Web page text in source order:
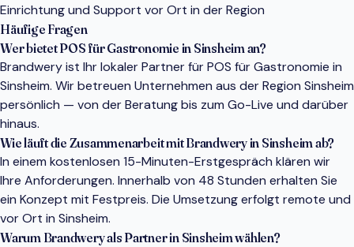
Einrichtung und Support vor Ort in der Region
Häufige Fragen
Wer bietet POS für Gastronomie in Sinsheim an?
Brandwery ist Ihr lokaler Partner für POS für Gastronomie in
Sinsheim. Wir betreuen Unternehmen aus der Region Sinsheim
persönlich — von der Beratung bis zum Go-Live und darüber
hinaus.
Wie läuft die Zusammenarbeit mit Brandwery in Sinsheim ab?
In einem kostenlosen 15-Minuten-Erstgespräch klären wir
Ihre Anforderungen. Innerhalb von 48 Stunden erhalten Sie
ein Konzept mit Festpreis. Die Umsetzung erfolgt remote und
vor Ort in Sinsheim.
Warum Brandwery als Partner in Sinsheim wählen?